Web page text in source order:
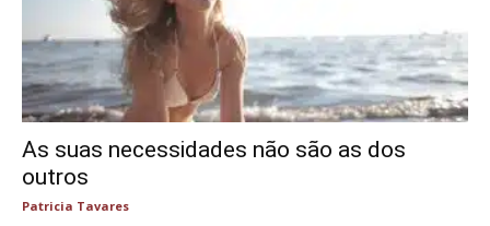
As suas necessidades não são as dos
outros
Patricia Tavares